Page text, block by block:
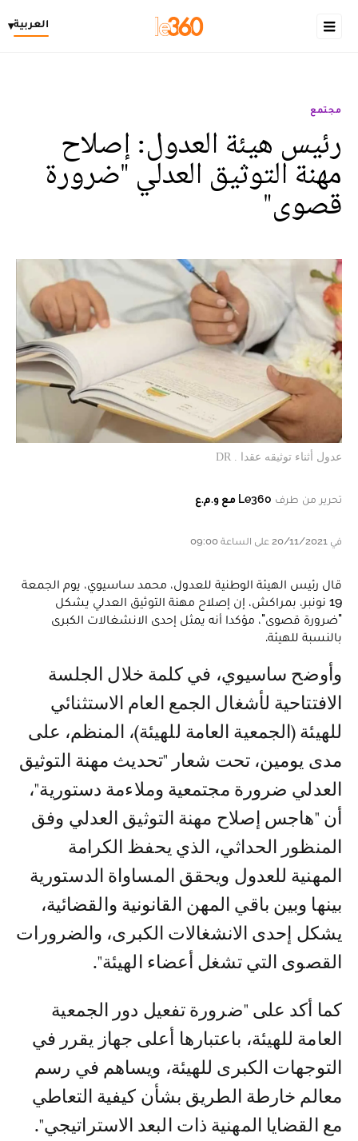
العربية▾
مجتمع
رئيس هيئة العدول: إصلاح
مهنة التوثيق العدلي "ضرورة
قصوى"
عدول أثناء توثيقه عقدا . DR
تحرير من طرف Le360 مع و.م.ع
في 20/11/2021 على الساعة 09:00
قال رئيس الهيئة الوطنية للعدول، محمد ساسيوي، يوم الجمعة
19 نونبر، بمراكش، إن إصلاح مهنة التوثيق العدلي يشكل
"ضرورة قصوى"، مؤكدا أنه يمثل إحدى الانشغالات الكبرى
بالنسبة للهيئة.
وأوضح ساسيوي، في كلمة خلال الجلسة
الافتتاحية لأشغال الجمع العام الاستثنائي
للهيئة (الجمعية العامة للهيئة)، المنظم، على
مدى يومين، تحت شعار "تحديث مهنة التوثيق
العدلي ضرورة مجتمعية وملاءمة دستورية"،
أن "هاجس إصلاح مهنة التوثيق العدلي وفق
المنظور الحداثي، الذي يحفظ الكرامة
المهنية للعدول ويحقق المساواة الدستورية
بينها وبين باقي المهن القانونية والقضائية،
يشكل إحدى الانشغالات الكبرى، والضرورات
القصوى التي تشغل أعضاء الهيئة".
كما أكد على "ضرورة تفعيل دور الجمعية
العامة للهيئة، باعتبارها أعلى جهاز يقرر في
التوجهات الكبرى للهيئة، ويساهم في رسم
معالم خارطة الطريق بشأن كيفية التعاطي
مع القضايا المهنية ذات البعد الاستراتيجي".